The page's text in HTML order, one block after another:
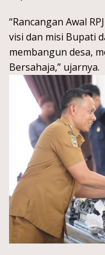
“Rancangan Awal
visi dan misi Bupati
membangun desa,
Bersahaja,” ujarnya.